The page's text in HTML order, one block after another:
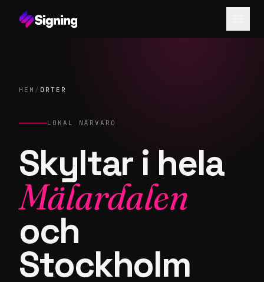
HEM / ORTER
LOKAL NÄRVARO
Skyltar i hela
Mälardalen
och
Stockholm